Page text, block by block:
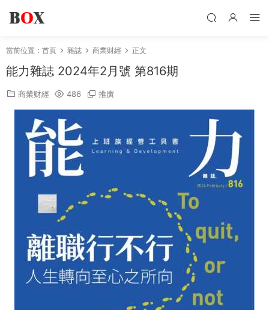
當前位置： 首頁 雜誌 商業财經 正文
能力雜誌 2024年2月號 第816期
商業财經 486 推廣